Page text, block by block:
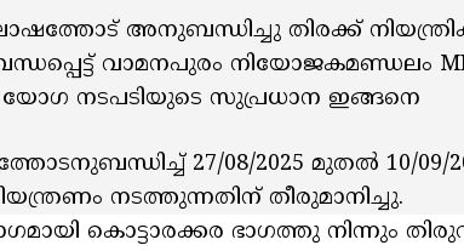
അനുബന്ധിച്ചു തിരക്ക്
വാമനപുരം നിയോജകമണ്ഡലം
നടപടിയുടെ സുപ്രധാന ഇങ്ങനെ
27/08/2025 മുതൽ 10/09/
നടത്തുന്നതിന് തീരുമാനിച്ചു.
കൊട്ടാരക്കര ഭാഗത്തു നിന്നും